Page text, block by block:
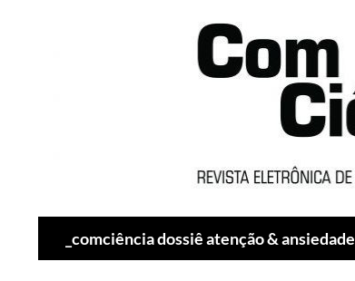
_comciência dossiê atenção & ansiedade